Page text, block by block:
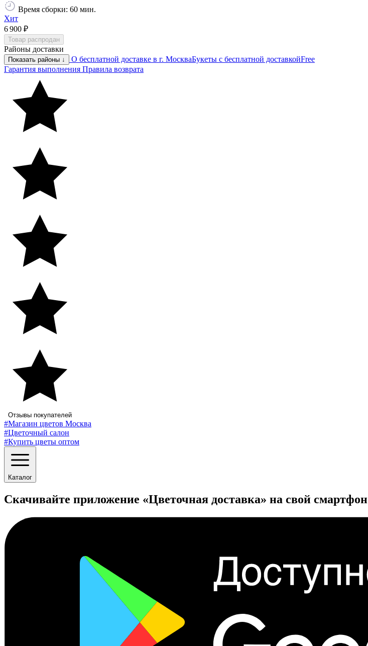
Время сборки: 60 мин.
Хит
6 900 ₽
Товар распродан
Районы доставки
Показать районы ↓ О бесплатной доставке в г. МоскваБукеты с бесплатной доставкойFree
Гарантия выполнения Правила возврата
Отзывы покупателей
#Магазин цветов Москва
#Цветочный салон
#Купить цветы оптом
Каталог
Скачивайте приложение «Цветочная доставка» на свой смартфон